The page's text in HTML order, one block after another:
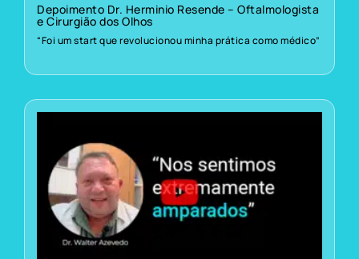
Depoimento Dr. Herminio Resende – Oftalmologista
e Cirurgião dos Olhos
“Foi um start que revolucionou minha prática como médico”